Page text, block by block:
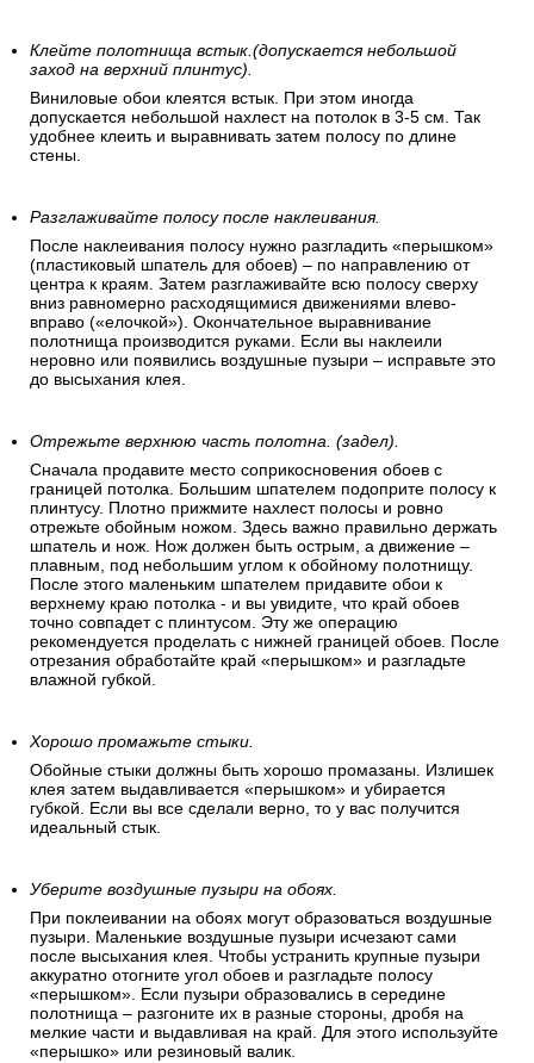
Клейте полотнища встык.(допускается небольшой
заход на верхний плинтус).
Виниловые обои клеятся встык. При этом иногда
допускается небольшой нахлест на потолок в 3-5 см. Так
удобнее клеить и выравнивать затем полосу по длине
стены.
Разглаживайте полосу после наклеивания.
После наклеивания полосу нужно разгладить «перышком»
(пластиковый шпатель для обоев) – по направлению от
центра к краям. Затем разглаживайте всю полосу сверху
вниз равномерно расходящимися движениями влево-
вправо («елочкой»). Окончательное выравнивание
полотнища производится руками. Если вы наклеили
неровно или появились воздушные пузыри – исправьте это
до высыхания клея.
Отрежьте верхнюю часть полотна. (задел).
Сначала продавите место соприкосновения обоев с
границей потолка. Большим шпателем подоприте полосу к
плинтусу. Плотно прижмите нахлест полосы и ровно
отрежьте обойным ножом. Здесь важно правильно держать
шпатель и нож. Нож должен быть острым, а движение –
плавным, под небольшим углом к обойному полотнищу.
После этого маленьким шпателем придавите обои к
верхнему краю потолка - и вы увидите, что край обоев
точно совпадет с плинтусом. Эту же операцию
рекомендуется проделать с нижней границей обоев. После
отрезания обработайте край «перышком» и разгладьте
влажной губкой.
Хорошо промажьте стыки.
Обойные стыки должны быть хорошо промазаны. Излишек
клея затем выдавливается «перышком» и убирается
губкой. Если вы все сделали верно, то у вас получится
идеальный стык.
Уберите воздушные пузыри на обоях.
При поклеивании на обоях могут образоваться воздушные
пузыри. Маленькие воздушные пузыри исчезают сами
после высыхания клея. Чтобы устранить крупные пузыри
аккуратно отогните угол обоев и разгладьте полосу
«перышком». Если пузыри образовались в середине
полотнища – разгоните их в разные стороны, дробя на
мелкие части и выдавливая на край. Для этого используйте
«перышко» или резиновый валик.